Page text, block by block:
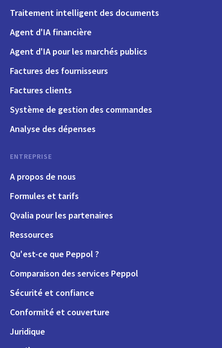
Traitement intelligent des documents
Agent d'IA financière
Agent d'IA pour les marchés publics
Factures des fournisseurs
Factures clients
Système de gestion des commandes
Analyse des dépenses
ENTREPRISE
A propos de nous
Formules et tarifs
Qvalia pour les partenaires
Ressources
Qu'est-ce que Peppol ?
Comparaison des services Peppol
Sécurité et confiance
Conformité et couverture
Juridique